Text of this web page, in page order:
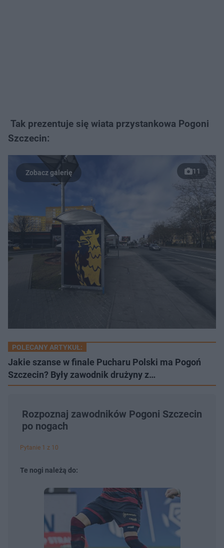
Tak prezentuje się wiata przystankowa Pogoni
Szczecin:
11
POLECANY ARTYKUŁ:
Jakie szanse w finale Pucharu Polski ma Pogoń
Szczecin? Były zawodnik drużyny z…
Rozpoznaj zawodników Pogoni Szczecin
po nogach
Pytanie 1 z 10
Te nogi należą do: